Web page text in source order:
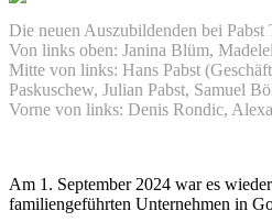
Die neuen Auszubildenden bei Pabst
Von links oben: Janina Blüm,
Mitte von links: Hans Pabst
Paskuschew, Julian Pabst, Samuel
Vorne von links: Denis Rondic,
Am 1. September 2024 war es
familiengeführten Unternehmen in